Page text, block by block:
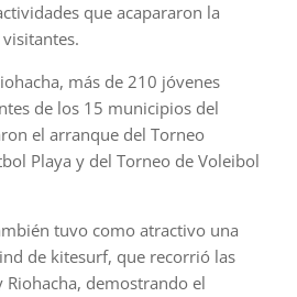
que acapararon la
más de 210 jóvenes
de los 15 municipios del
el arranque del Torneo
Playa y del Torneo de Voleibol
tuvo como atractivo una
de kitesurf, que recorrió las
Riohacha, demostrando el